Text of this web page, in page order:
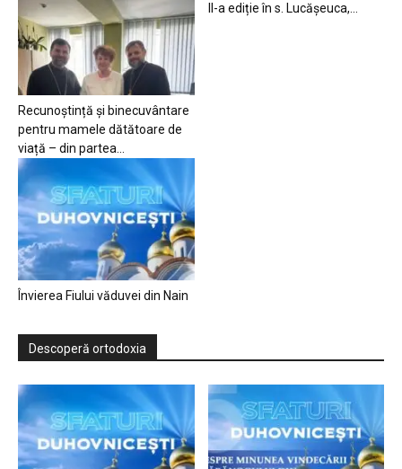
Recunoștință și binecuvântare
pentru mamele dătătoare de
viață – din partea...
II-a ediție în s. Lucășeuca,...
Învierea Fiului văduvei din Nain
Descoperă ortodoxia